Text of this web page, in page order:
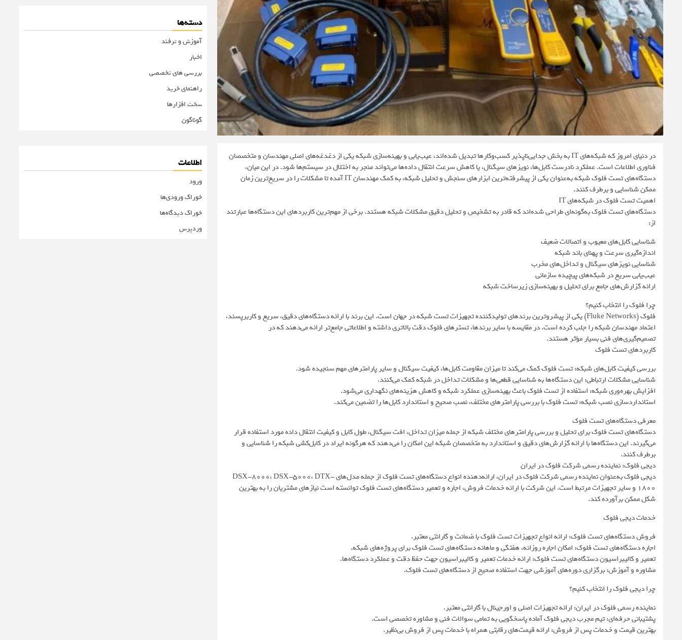
در دنیای امروز که شبکه‌های IT به بخش جدایی‌ناپذیر کسب‌وکارها تبدیل شده‌اند، عیب‌یابی و بهینه‌سازی شبکه یکی از دغدغه‌های اصلی مهندسان و متخصصان
فناوری اطلاعات است. عملکرد نادرست کابل‌ها، نویزهای سیگنال، یا کاهش سرعت انتقال داده‌ها می‌تواند منجر به اختلال در سیستم‌ها شود. در این میان،
دستگاه‌های تست فلوک شبکه به‌عنوان یکی از پیشرفته‌ترین ابزارهای سنجش و تحلیل شبکه، به کمک مهندسان IT آمده تا مشکلات را در سریع‌ترین زمان
ممکن شناسایی و برطرف کنند.
اهمیت تست فلوک در شبکه‌های IT
دستگاه‌های تست فلوک به‌گونه‌ای طراحی شده‌اند که قادر به تشخیص و تحلیل دقیق مشکلات شبکه هستند. برخی از مهم‌ترین کاربردهای این دستگاه‌ها عبارتند
از:
شناسایی کابل‌های معیوب و اتصالات ضعیف
اندازه‌گیری سرعت و پهنای باند شبکه
شناسایی نویزهای سیگنال و تداخل‌های مخرب
عیب‌یابی سریع در شبکه‌های پیچیده سازمانی
ارائه گزارش‌های جامع برای تحلیل و بهینه‌سازی زیرساخت شبکه
چرا فلوک را انتخاب کنیم؟
فلوک (Fluke Networks) یکی از پیشروترین برندهای تولیدکننده تجهیزات تست شبکه در جهان است. این برند با ارائه دستگاه‌های دقیق، سریع و کاربرپسند،
اعتماد مهندسان شبکه را جلب کرده است. در مقایسه با سایر برندها، تسترهای فلوک دقت بالاتری داشته و اطلاعاتی جامع‌تر ارائه می‌دهند که در
تصمیم‌گیری‌های فنی بسیار مؤثر هستند.
کاربردهای تست فلوک
بررسی کیفیت کابل‌های شبکه: تست فلوک کمک می‌کند تا میزان مقاومت کابل‌ها، کیفیت سیگنال و سایر پارامترهای مهم سنجیده شود.
شناسایی مشکلات ارتباطی: این دستگاه‌ها به شناسایی قطعی‌ها و مشکلات تداخل در شبکه کمک می‌کنند.
افزایش بهره‌وری شبکه: استفاده از تست فلوک باعث بهینه‌سازی عملکرد شبکه و کاهش هزینه‌های نگهداری می‌شود.
استانداردسازی نصب شبکه: تست فلوک با بررسی پارامترهای مختلف، نصب صحیح و استاندارد کابل‌ها را تضمین می‌کند.
معرفی دستگاه‌های تست فلوک
دستگاه‌های تست فلوک برای تحلیل و بررسی پارامترهای مختلف شبکه از جمله میزان تداخل، افت سیگنال، طول کابل و کیفیت انتقال داده مورد استفاده قرار
می‌گیرند. این دستگاه‌ها با ارائه گزارش‌های دقیق و استاندارد به متخصصان شبکه این امکان را می‌دهند که هرگونه ایراد در کابل‌کشی شبکه را شناسایی و
برطرف کنند.
دیجی فلوک: نماینده رسمی شرکت فلوک در ایران
دیجی فلوک به‌عنوان نماینده رسمی شرکت فلوک در ایران، ارائه‌دهنده انواع دستگاه‌های تست فلوک از جمله مدل‌های DSX-8000، DSX-5000، DTX-
1800 و سایر تجهیزات مرتبط است. این شرکت با ارائه خدمات فروش، اجاره و تعمیر دستگاه‌های تست فلوک توانسته است نیازهای مشتریان را به بهترین
شکل ممکن برآورده کند.
خدمات دیجی فلوک
فروش دستگاه‌های تست فلوک: ارائه انواع تجهیزات تست فلوک با ضمانت و گارانتی معتبر.
اجاره دستگاه‌های تست فلوک: امکان اجاره روزانه، هفتگی و ماهانه دستگاه‌های تست فلوک برای پروژه‌های شبکه.
تعمیر و کالیبراسیون دستگاه‌های تست فلوک: ارائه خدمات تعمیر و کالیبراسیون جهت حفظ دقت و عملکرد دستگاه‌ها.
مشاوره و آموزش: برگزاری دوره‌های آموزشی جهت استفاده صحیح از دستگاه‌های تست فلوک.
چرا دیجی فلوک را انتخاب کنیم؟
نماینده رسمی فلوک در ایران: ارائه تجهیزات اصلی و اورجینال با گارانتی معتبر.
پشتیبانی حرفه‌ای: تیم مجرب دیجی فلوک آماده پاسخگویی به تمامی سوالات فنی و مشاوره تخصصی است.
بهترین قیمت و خدمات پس از فروش: ارائه قیمت‌های رقابتی همراه با خدمات پس از فروش بی‌نظیر.
دسته‌ها
آموزش و ترفند
اخبار
بررسی های تخصصی
راهنمای خرید
سخت افزارها
گوناگون
اطلاعات
ورود
خوراک ورودی‌ها
خوراک دیدگاه‌ها
وردپرس